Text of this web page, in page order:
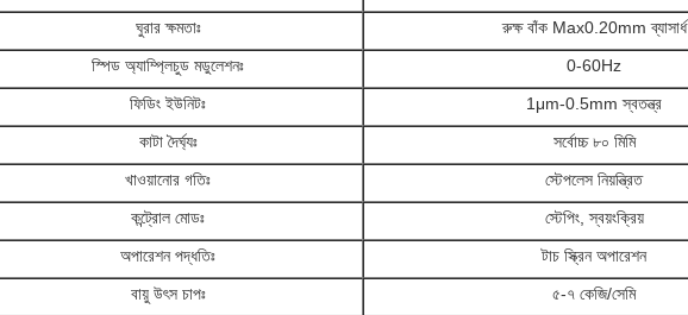
ঘুরার ক্ষমতাঃ
রুক্ষ বাঁক Max0.20mm ব্যাসার্ধ
স্পিড অ্যাম্প্লিচুড মডুলেশনঃ
0-60Hz
ফিডিং ইউনিটঃ
1μm-0.5mm স্বতন্ত্র
কাটা দৈর্ঘ্যঃ
সর্বোচ্চ ৮০ মিমি
খাওয়ানোর গতিঃ
স্টেপলেস নিয়ন্ত্রিত
কন্ট্রোল মোডঃ
স্টেপিং, স্বয়ংক্রিয়
অপারেশন পদ্ধতিঃ
টাচ স্ক্রিন অপারেশন
বায়ু উৎস চাপঃ
৫-৭ কেজি/সেমি